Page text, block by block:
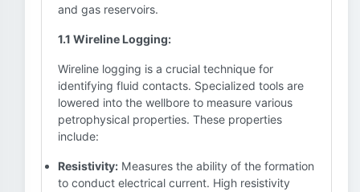
and gas reservoirs.
1.1 Wireline Logging:
Wireline logging is a crucial technique for
identifying fluid contacts. Specialized tools are
lowered into the wellbore to measure various
petrophysical properties. These properties
include:
Resistivity: Measures the ability of the formation
to conduct electrical current. High resistivity